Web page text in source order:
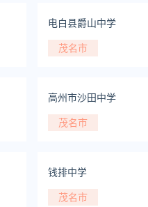
电白县爵山中学
茂名市
高州市沙田中学
茂名市
钱排中学
茂名市